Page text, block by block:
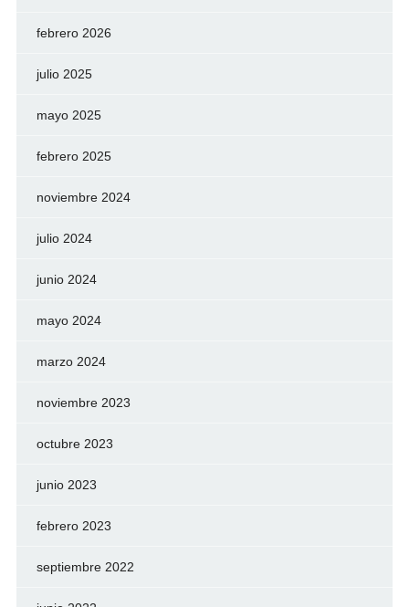
febrero 2026
julio 2025
mayo 2025
febrero 2025
noviembre 2024
julio 2024
junio 2024
mayo 2024
marzo 2024
noviembre 2023
octubre 2023
junio 2023
febrero 2023
septiembre 2022